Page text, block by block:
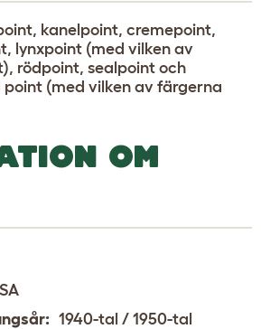
kanelpoint, cremepoint,
lynxpoint (med vilken av
rödpoint, sealpoint och
(med vilken av färgerna
OM
1940-tal / 1950-tal